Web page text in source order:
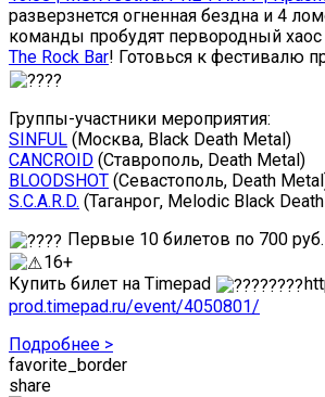
разверзнется огненная бездна и 4
команды пробудят первородный хаос
The Rock Bar! Готовься к фестивалю
Группы-участники мероприятия:
SINFUL (Москва, Black Death Metal)
CANCROID (Ставрополь, Death Metal)
BLOODSHOT (Севастополь, Death
S.C.A.R.D. (Таганрог, Melodic Black
Первые 10 билетов по 700 руб.
16+
Купить билет на Timepad
prod.timepad.ru/event/4050801/
Подробнее >
favorite_border
share